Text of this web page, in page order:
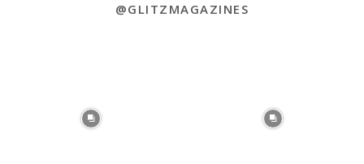
@GLITZMAGAZINES